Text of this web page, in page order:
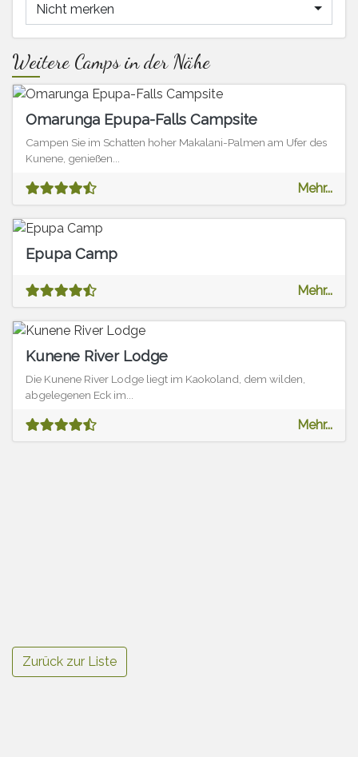
Nicht merken
Weitere Camps in der Nähe
Omarunga Epupa-Falls Campsite
Campen Sie im Schatten hoher Makalani-Palmen am Ufer des
Kunene, genießen...
Mehr...
Epupa Camp
Mehr...
Kunene River Lodge
Die Kunene River Lodge liegt im Kaokoland, dem wilden,
abgelegenen Eck im...
Mehr...
Zurück zur Liste